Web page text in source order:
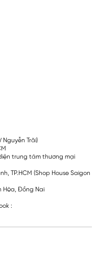
Nguyễn Trãi)
trung tâm thương mại
TP.HCM (Shop House Saigon
Hòa, Đồng Nai
: